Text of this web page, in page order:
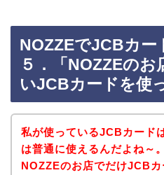
NOZZEでJCBカー
５．「NOZZEの
いJCBカードを使
私が使っているJCBカード
は普通に使えるんだよね～
NOZZEのお店でだけJCBカ